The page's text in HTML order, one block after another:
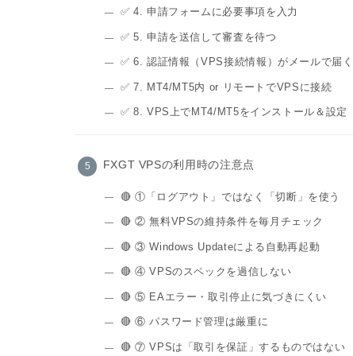
✅ 4. 申請フォームに必要事項を入力
✅ 5. 申請を送信して審査を待つ
✅ 6. 認証情報（VPS接続情報）がメールで届く
✅ 7. MT4/MT5内 or リモートでVPSに接続
✅ 8. VPS上でMT4/MT5をインストール＆設定
FXGT VPSの利用時の注意点
🔴 ①「ログアウト」ではなく「切断」を使う
🔴 ② 無料VPSの維持条件を毎月チェック
🔴 ③ Windows Updateによる自動再起動
🔴 ④ VPSのスペックを過信しない
🔴 ⑤ EAエラー・取引停止に気づきにくい
🔴 ⑥ パスワード管理は厳重に
🔴 ⑦ VPSは「取引を保証」するものではない